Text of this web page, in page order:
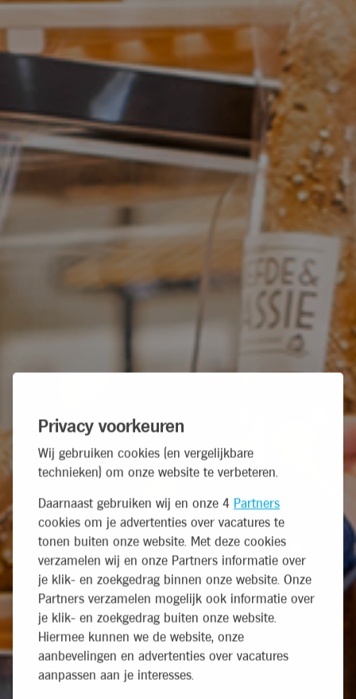
Privacy voorkeuren
Wij gebruiken cookies (en vergelijkbare
technieken) om onze website te verbeteren.
Daarnaast gebruiken wij en onze 4 Partners
cookies om je advertenties over vacatures te
tonen buiten onze website. Met deze cookies
verzamelen wij en onze Partners informatie over
je klik- en zoekgedrag binnen onze website. Onze
Partners verzamelen mogelijk ook informatie over
je klik- en zoekgedrag buiten onze website.
Hiermee kunnen we de website, onze
aanbevelingen en advertenties over vacatures
aanpassen aan je interesses.